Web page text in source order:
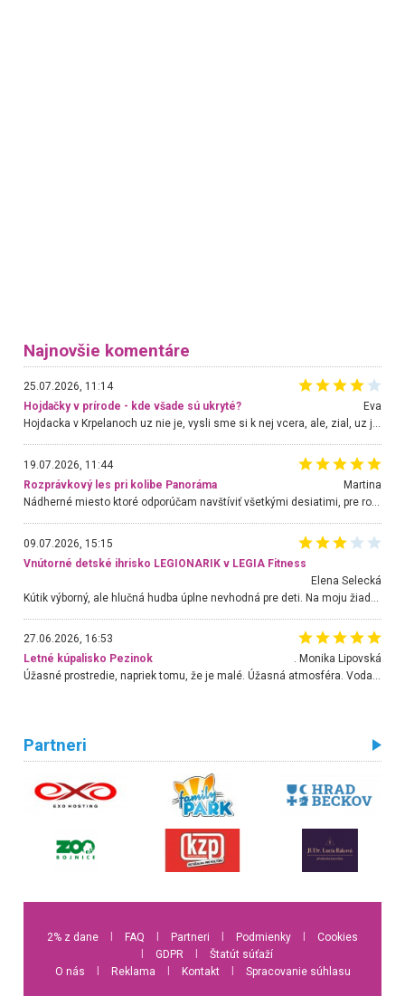
Najnovšie komentáre
25.07.2026, 11:14
Hojdačky v prírode - kde všade sú ukryté?
Eva
Hojdacka v Krpelanoch uz nie je, vysli sme si k nej vcera, ale, zial, uz je znicena. Ak sem planujete cestu len kvoli hojdacke, mozete si ju usetrit. Krasny vyhlad je tu vsak aj bez hojdacky :-)
19.07.2026, 11:44
Rozprávkový les pri kolibe Panoráma
Martina
Nádherné miesto ktoré odporúčam navštíviť všetkými desiatimi, pre rodiny s deťmi, dôchodcom... Proste a jednoducho ozaj rozprávkový les.. určite ešte prídeme. Odniesli sme si na pamiatku krásne tričká,
09.07.2026, 15:15
Vnútorné detské ihrisko LEGIONARIK v LEGIA Fitness
Elena Selecká
27.06.2026, 16:53
Letné kúpalisko Pezinok
. Monika Lipovská
Úžasné prostredie, napriek tomu, že je malé. Úžasná atmosféra. Voda fantastická a nádherná. Ľudí je pomerne veľa, ale su mili a ohľaduplní. Je veľmi zaujímavé sledovať, ako dokážu spolu športovať cudzí ľudia a bez ohľadu na vek. Vládne tu pohoda. Vnuka neviem dostať z vody. Ďakujem za krásny deň . Urcite sa sem vrátim. Jediný problém je s parkovaním, ale aj ten sa mi podarilo vyriešiť. Monika Bratislava
Partneri
2% z dane FAQ Partneri Podmienky
Cookies
GDPR
Štatút súťaží
O nás
Reklama Kontakt Spracovanie súhlasu